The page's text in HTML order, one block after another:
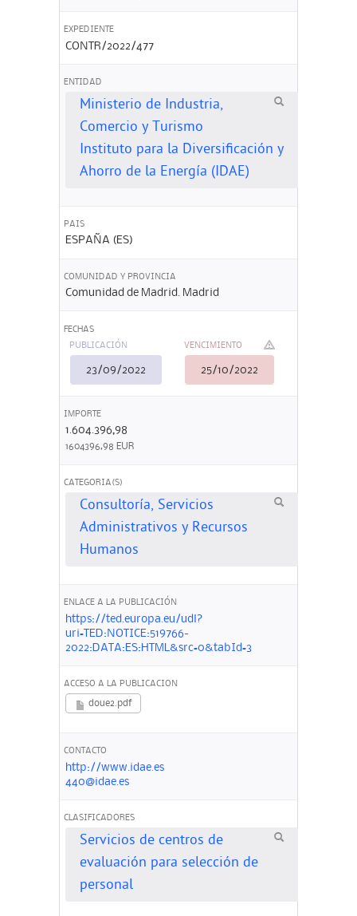
EXPEDIENTE
CONTR/2022/477
ENTIDAD
Ministerio de Industria,
Comercio y Turismo
Instituto para la Diversificación y
Ahorro de la Energía (IDAE)
PAIS
ESPAÑA (ES)
COMUNIDAD Y PROVINCIA
Comunidad de Madrid. Madrid
FECHAS
PUBLICACIÓN
23/09/2022
VENCIMIENTO
25/10/2022
IMPORTE
1.604.396,98
1604396,98 EUR
CATEGORIA(S)
Consultoría, Servicios
Administrativos y Recursos
Humanos
ENLACE A LA PUBLICACIÓN
https://ted.europa.eu/udl?
uri=TED:NOTICE:519766-
2022:DATA:ES:HTML&src=0&tabId=3
ACCESO A LA PUBLICACION
doue2.pdf
CONTACTO
http://www.idae.es
440@idae.es
CLASIFICADORES
Servicios de centros de
evaluación para selección de
personal